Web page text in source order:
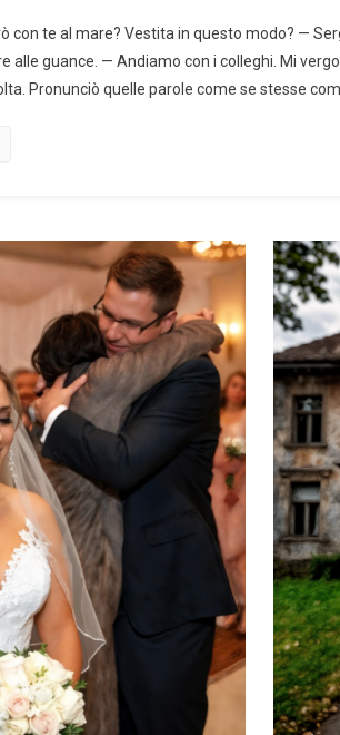
con te al mare? Vestita in questo modo? —
alle guance. — Andiamo con i colleghi. Mi
Pronunciò quelle parole come se stesse